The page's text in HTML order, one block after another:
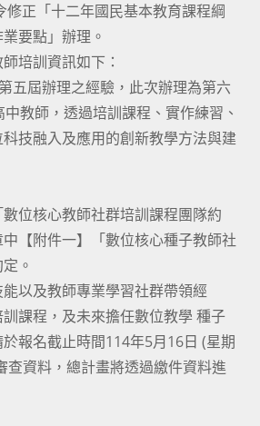
修正「十二年國民基本教育課程綱
要點」辦理。
培訓資訊如下：
五屆辦理之經驗，此次辦理為第六
教師，透過培訓課程、實作練習、
技融入及應用的創新教學方法與建
位核心教師社群培訓課程團隊約
【附件一】「數位核心種子教師社
。
以及教師專業學習社群帶領經
課程，及未來擔任數位教學 種子
報名截止時間114年5月16日 (星期
查資料，總計畫將透過繳件資料進